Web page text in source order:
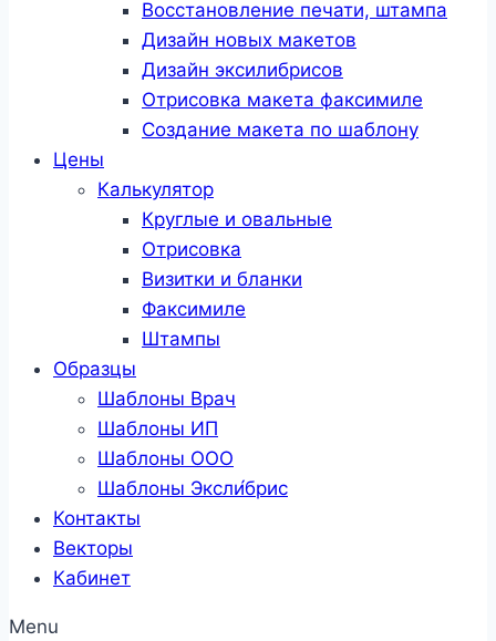
Восстановление печати, штампа
Дизайн новых макетов
Дизайн эксилибрисов
Отрисовка макета факсимиле
Создание макета по шаблону
Цены
Калькулятор
Круглые и овальные
Отрисовка
Визитки и бланки
Факсимиле
Штампы
Образцы
Шаблоны Врач
Шаблоны ИП
Шаблоны ООО
Шаблоны Эксли́брис
Контакты
Векторы
Кабинет
Menu